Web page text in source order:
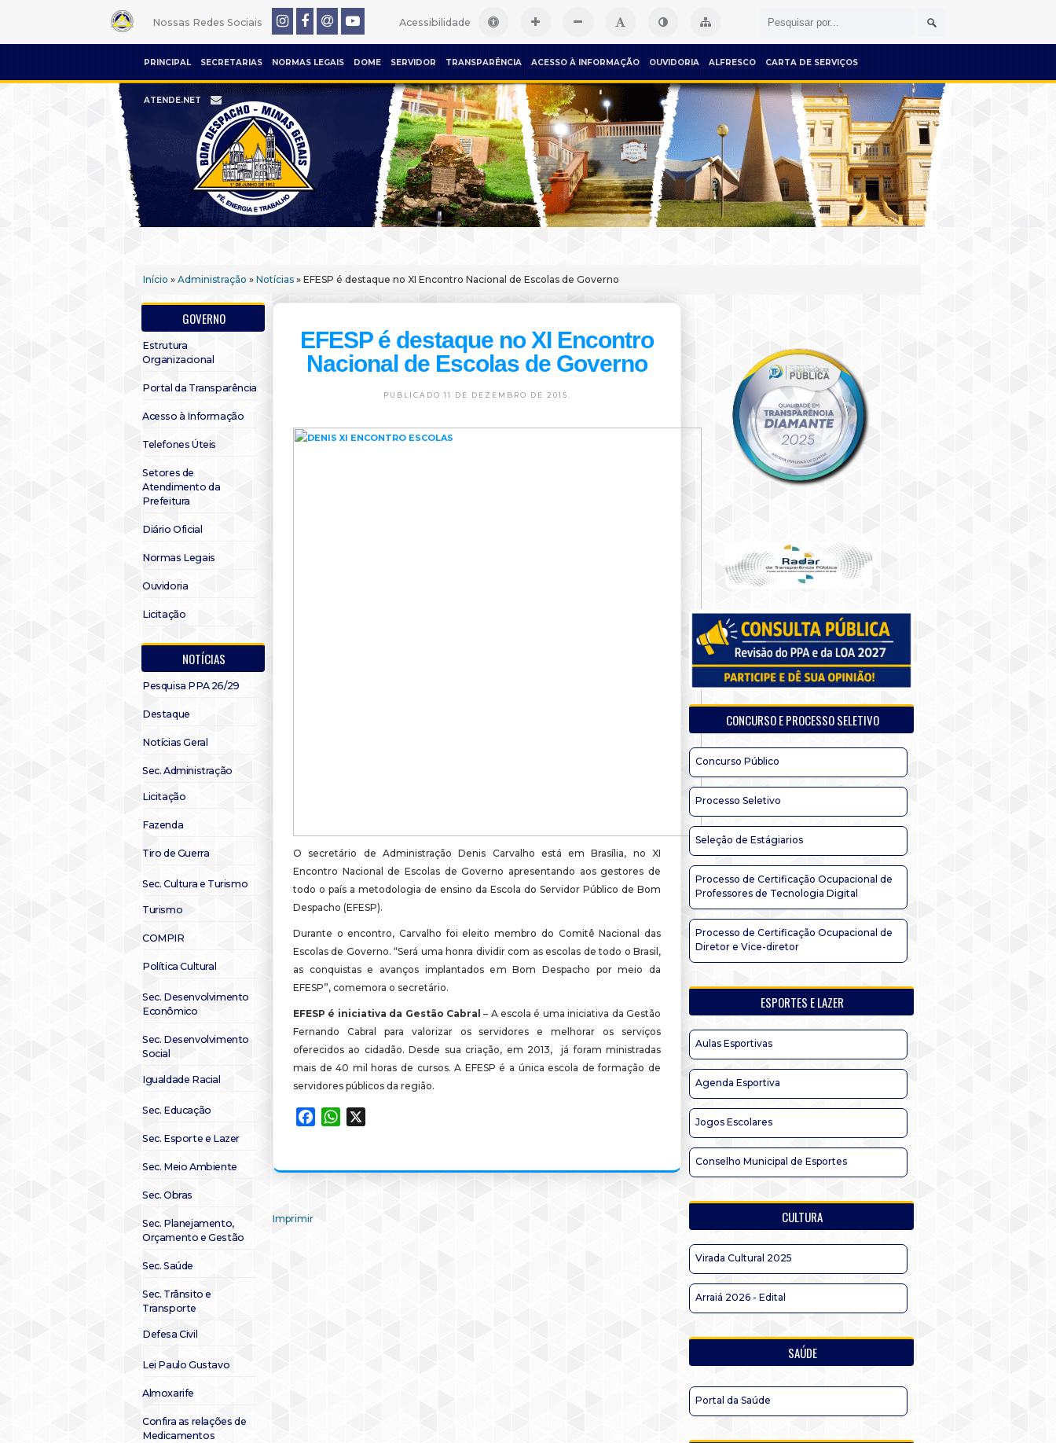
Nossas Redes Sociais Acessibilidade
PRINCIPAL SECRETARIAS NORMAS LEGAIS DOME SERVIDOR TRANSPARÊNCIA ACESSO À INFORMAÇÃO OUVIDORIA ALFRESCO CARTA DE SERVIÇOS
ATENDE.NET
Início » Administração » Notícias » EFESP é destaque no XI Encontro Nacional de Escolas de Governo
GOVERNO
Estrutura
Organizacional
Portal da Transparência
Acesso à Informação
Telefones Úteis
Setores de
Atendimento da
Prefeitura
Diário Oficial
Normas Legais
Ouvidoria
Licitação
NOTÍCIAS
Pesquisa PPA 26/29
Destaque
Notícias Geral
Sec. Administração
Licitação
Fazenda
Tiro de Guerra
Sec. Cultura e Turismo
Turismo
COMPIR
Política Cultural
Sec. Desenvolvimento
Econômico
Sec. Desenvolvimento
Social
Igualdade Racial
Sec. Educação
Sec. Esporte e Lazer
Sec. Meio Ambiente
Sec. Obras
Sec. Planejamento,
Orçamento e Gestão
Sec. Saúde
Sec. Trânsito e
Transporte
Defesa Civil
Lei Paulo Gustavo
Almoxarife
Confira as relações de
Medicamentos
EFESP é destaque no XI Encontro
Nacional de Escolas de Governo
PUBLICADO 11 DE DEZEMBRO DE 2015.
O secretário de Administração Denis Carvalho está em Brasília, no XI
Encontro Nacional de Escolas de Governo apresentando aos gestores de
todo o país a metodologia de ensino da Escola do Servidor Público de Bom
Despacho (EFESP).
Durante o encontro, Carvalho foi eleito membro do Comitê Nacional das
Escolas de Governo. “Será uma honra dividir com as escolas de todo o Brasil,
as conquistas e avanços implantados em Bom Despacho por meio da
EFESP”, comemora o secretário.
EFESP é iniciativa da Gestão Cabral – A escola é uma iniciativa da Gestão
Fernando Cabral para valorizar os servidores e melhorar os serviços
oferecidos ao cidadão. Desde sua criação, em 2013, já foram ministradas
mais de 40 mil horas de cursos. A EFESP é a única escola de formação de
servidores públicos da região.
FacebookWhatsApp
Imprimir
CONCURSO E PROCESSO SELETIVO
Concurso Público
Processo Seletivo
Seleção de Estágiarios
Processo de Certificação Ocupacional de
Professores de Tecnologia Digital
Processo de Certificação Ocupacional de
Diretor e Vice-diretor
ESPORTES E LAZER
Aulas Esportivas
Agenda Esportiva
Jogos Escolares
Conselho Municipal de Esportes
CULTURA
Virada Cultural 2025
Arraiá 2026 - Edital
SAÚDE
Portal da Saúde